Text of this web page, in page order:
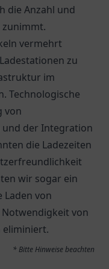
die Anzahl und
vermehrt
zu
im
Technologische
von
und der Integration
die Ladezeiten
wir sogar ein
Laden von
von
eliminiert.
* Bitte Hinweise beachten